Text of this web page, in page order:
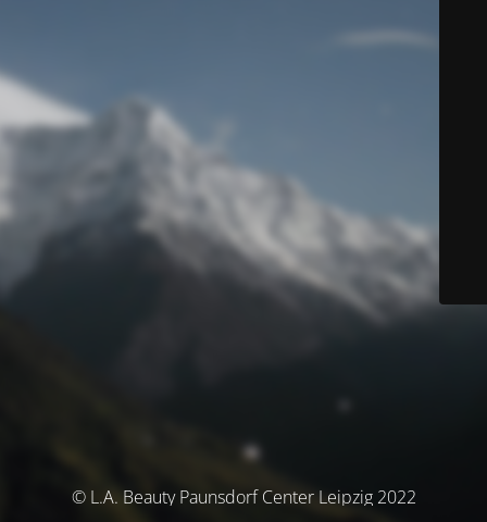
© L.A. Beauty Paunsdorf Center Leipzig 2022